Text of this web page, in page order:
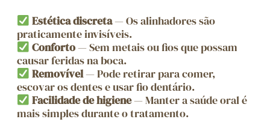
Estética discreta— Os alinhadores são
praticamente invisíveis.
Conforto— Sem metais ou fios que possam
causar feridas na boca.
Removível— Pode retirar para comer,
escovar os dentes e usar fio dentário.
Facilidade de higiene— Manter a saúde oral é
mais simples durante o tratamento.